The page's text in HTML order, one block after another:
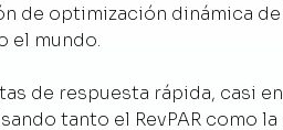
de optimización dinámica
el mundo.
de respuesta rápida, casi
tanto el RevPAR como